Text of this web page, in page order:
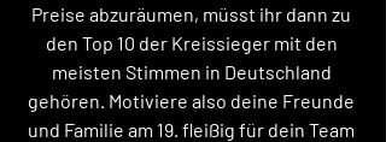
Preise abzuräumen, müsst ihr dann zu
den Top 10 der Kreissieger mit den
meisten Stimmen in Deutschland
gehören. Motiviere also deine Freunde
und Familie am 19. fleißig für dein Team